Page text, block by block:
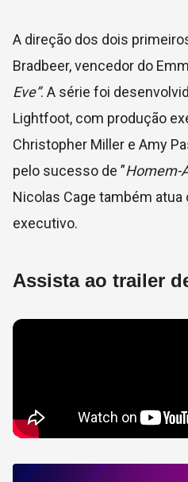
A direção dos dois
Bradbeer, vencedor do
Eve”. A série foi
Lightfoot, com produção
Christopher Miller e Amy
pelo sucesso de ”Homem-
Nicolas Cage também
executivo.
Assista ao trailer